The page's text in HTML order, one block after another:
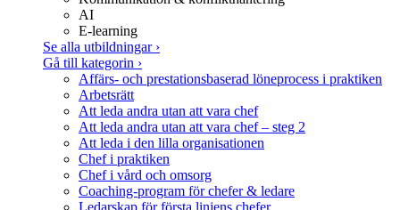
AI
E-learning
Se alla utbildningar ›
Gå till kategorin ›
Affärs- och prestationsbaserad löneprocess i praktiken
Arbetsrätt
Att leda andra utan att vara chef
Att leda andra utan att vara chef – steg 2
Att leda i den lilla organisationen
Chef i praktiken
Chef i vård och omsorg
Coaching-program för chefer & ledare
Ledarskap för första linjens chefer